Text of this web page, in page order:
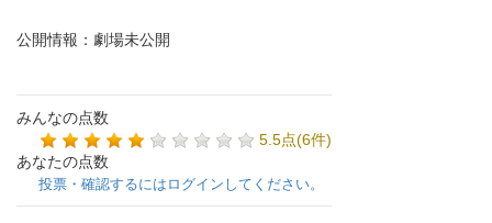
公開情報：劇場未公開
みんなの点数
5.5点(6件)
あなたの点数
投票・確認するにはログインしてください。